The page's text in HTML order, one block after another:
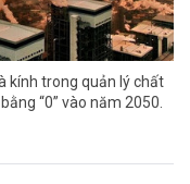
kính trong quản lý chất
“0” vào năm 2050.